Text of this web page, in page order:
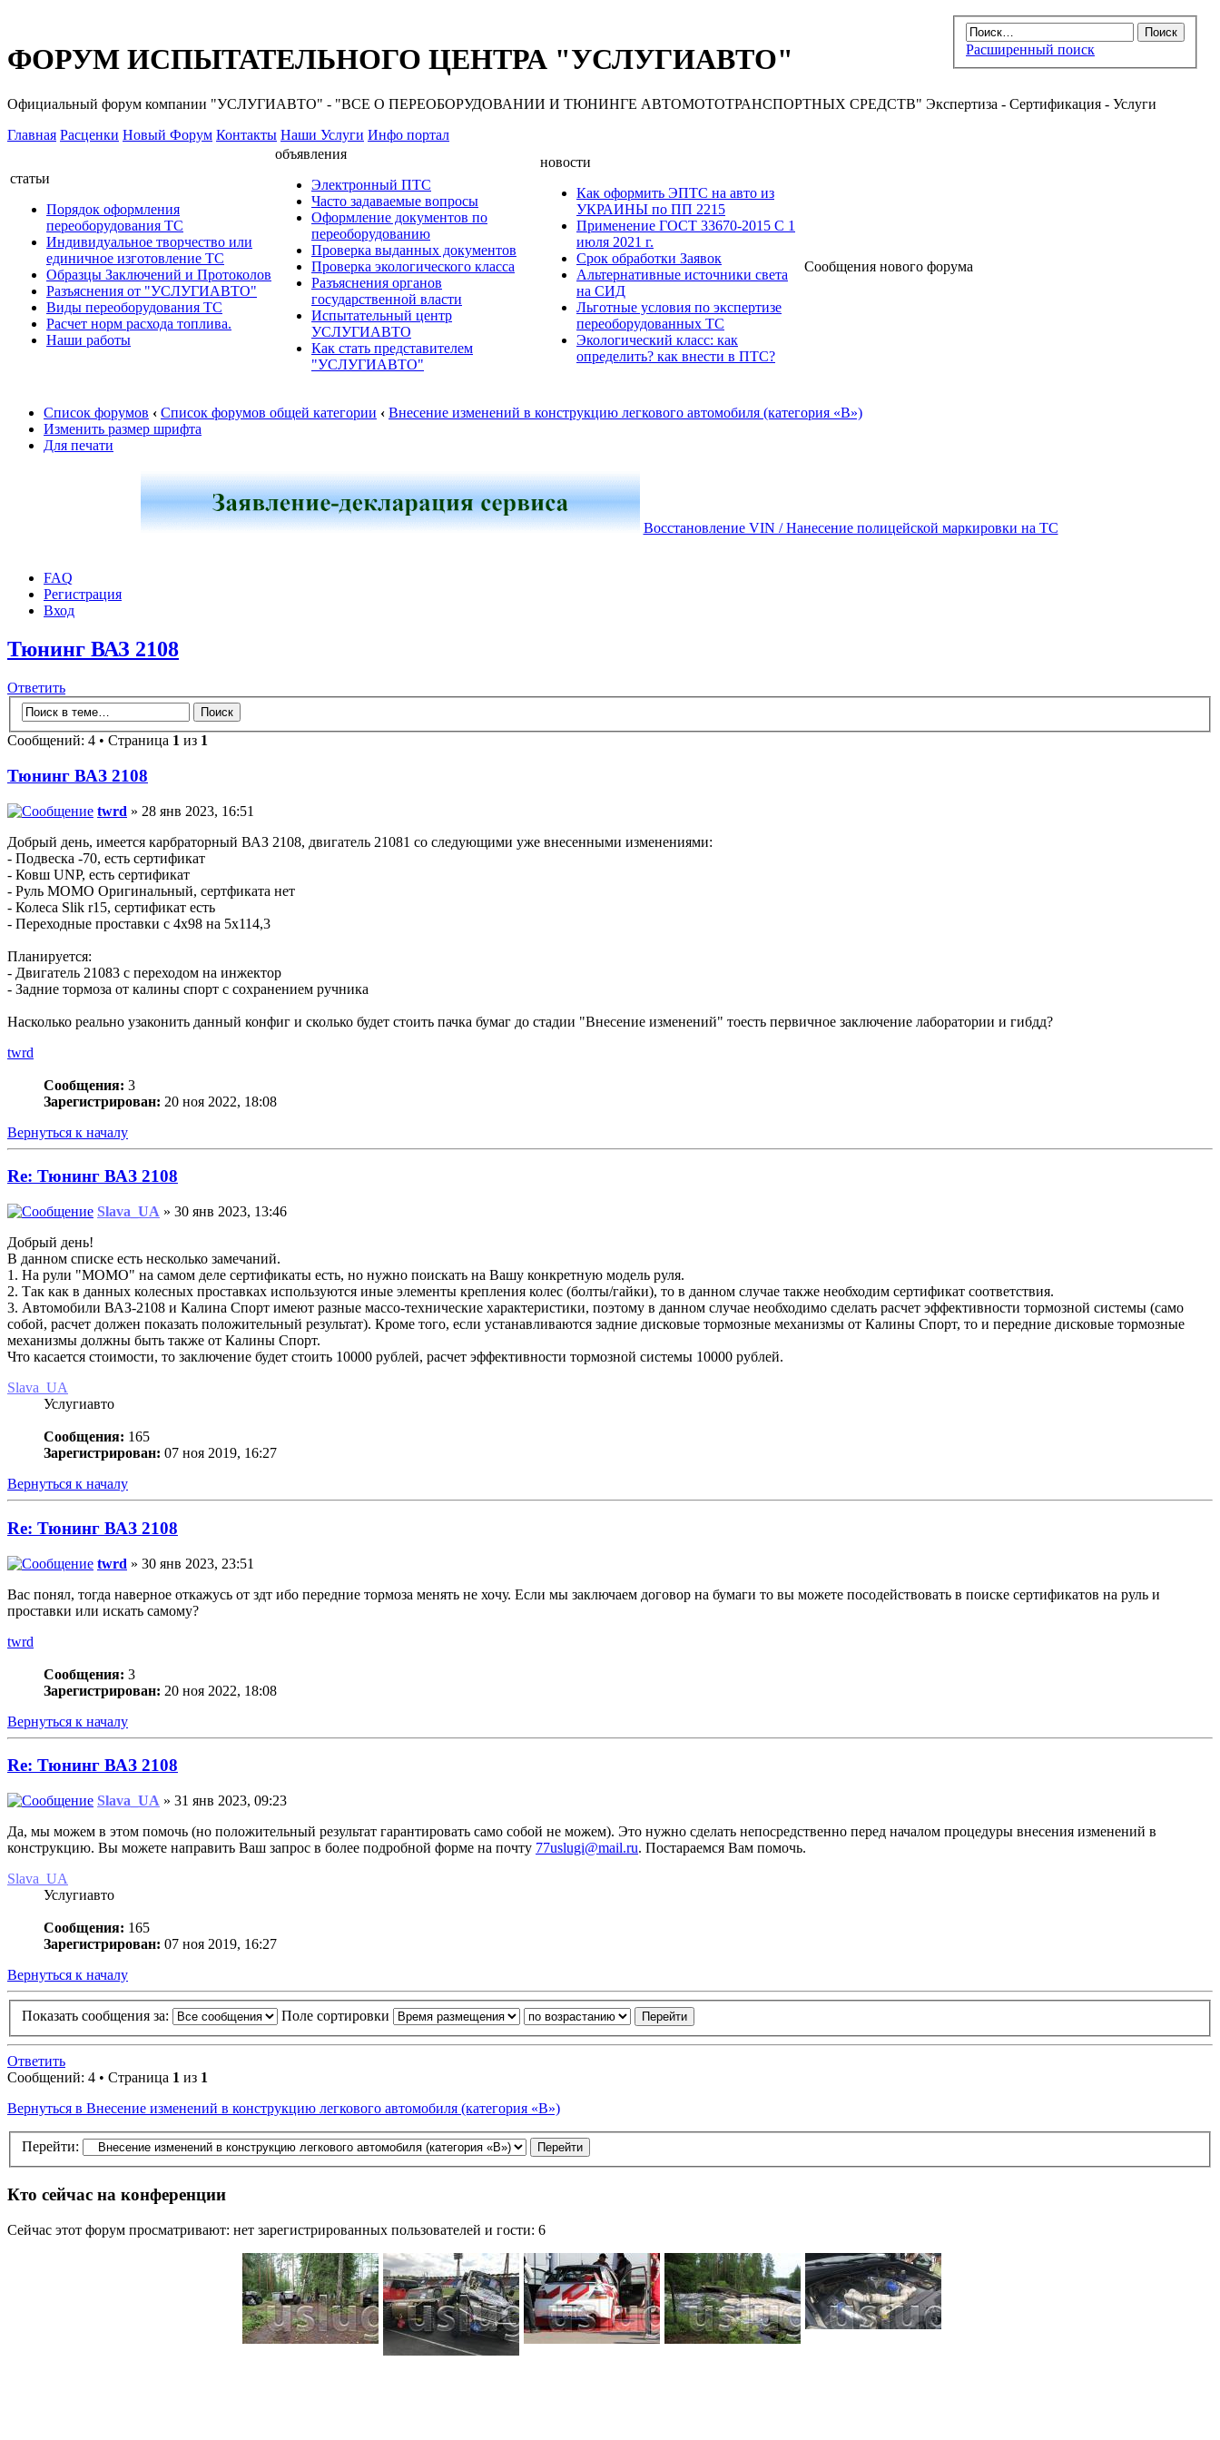
Расширенный поиск
ФОРУМ ИСПЫТАТЕЛЬНОГО ЦЕНТРА "УСЛУГИАВТО"
Официальный форум компании "УСЛУГИАВТО" - "ВСЕ О ПЕРЕОБОРУДОВАНИИ И ТЮНИНГЕ АВТОМОТОТРАНСПОРТНЫХ СРЕДСТВ" Экспертиза - Сертификация - Услуги
Главная Расценки Новый Форум Контакты Наши Услуги Инфо портал
статьи
Порядок оформления
переоборудования ТС
Индивидуальное творчество или
единичное изготовление ТС
Образцы Заключений и Протоколов
Разъяснения от "УСЛУГИАВТО"
Виды переоборудования ТС
Расчет норм расхода топлива.
Наши работы
объявления
Электронный ПТС
Часто задаваемые вопросы
Оформление документов по
переоборудованию
Проверка выданных документов
Проверка экологического класса
Разъяснения органов
государственной власти
Испытательный центр
УСЛУГИАВТО
Как стать представителем
"УСЛУГИАВТО"
новости
Как оформить ЭПТС на авто из
УКРАИНЫ по ПП 2215
Применение ГОСТ 33670-2015 С 1
июля 2021 г.
Срок обработки Заявок
Альтернативные источники света
на СИД
Льготные условия по экспертизе
переоборудованных ТС
Экологический класс: как
определить? как внести в ПТС?
Сообщения нового форума
Список форумов ‹ Список форумов общей категории ‹ Внесение изменений в конструкцию легкового автомобиля (категория «В»)
Изменить размер шрифта
Для печати
Восстановление VIN / Нанесение полицейской маркировки на ТС
FAQ
Регистрация
Вход
Тюнинг ВАЗ 2108
Ответить
Сообщений: 4 • Страница 1 из 1
Тюнинг ВАЗ 2108
twrd » 28 янв 2023, 16:51
Добрый день, имеется карбраторный ВАЗ 2108, двигатель 21081 со следующими уже внесенными изменениями:
- Подвеска -70, есть сертификат
- Ковш UNP, есть сертификат
- Руль MOMO Оригинальный, сертфиката нет
- Колеса Slik r15, сертификат есть
- Переходные проставки с 4х98 на 5х114,3
Планируется:
- Двигатель 21083 с переходом на инжектор
- Задние тормоза от калины спорт с сохранением ручника
Насколько реально узаконить данный конфиг и сколько будет стоить пачка бумаг до стадии "Внесение изменений" тоесть первичное заключение лаборатории и гибдд?
twrd
Сообщения: 3
Зарегистрирован: 20 ноя 2022, 18:08
Вернуться к началу
Re: Тюнинг ВАЗ 2108
Slava_UA » 30 янв 2023, 13:46
Добрый день!
В данном списке есть несколько замечаний.
1. На рули "МОМО" на самом деле сертификаты есть, но нужно поискать на Вашу конкретную модель руля.
2. Так как в данных колесных проставках используются иные элементы крепления колес (болты/гайки), то в данном случае также необходим сертификат соответствия.
3. Автомобили ВАЗ-2108 и Калина Спорт имеют разные массо-технические характеристики, поэтому в данном случае необходимо сделать расчет эффективности тормозной системы (само
собой, расчет должен показать положительный результат). Кроме того, если устанавливаются задние дисковые тормозные механизмы от Калины Спорт, то и передние дисковые тормозные
механизмы должны быть также от Калины Спорт.
Что касается стоимости, то заключение будет стоить 10000 рублей, расчет эффективности тормозной системы 10000 рублей.
Slava_UA
Услугиавто
Сообщения: 165
Зарегистрирован: 07 ноя 2019, 16:27
Вернуться к началу
Re: Тюнинг ВАЗ 2108
twrd » 30 янв 2023, 23:51
Вас понял, тогда наверное откажусь от здт ибо передние тормоза менять не хочу. Если мы заключаем договор на бумаги то вы можете посодействовать в поиске сертификатов на руль и
проставки или искать самому?
twrd
Сообщения: 3
Зарегистрирован: 20 ноя 2022, 18:08
Вернуться к началу
Re: Тюнинг ВАЗ 2108
Slava_UA » 31 янв 2023, 09:23
Да, мы можем в этом помочь (но положительный результат гарантировать само собой не можем). Это нужно сделать непосредственно перед началом процедуры внесения изменений в
конструкцию. Вы можете направить Ваш запрос в более подробной форме на почту 77uslugi@mail.ru. Постараемся Вам помочь.
Slava_UA
Услугиавто
Сообщения: 165
Зарегистрирован: 07 ноя 2019, 16:27
Вернуться к началу
Показать сообщения за: Поле сортировки
Ответить
Сообщений: 4 • Страница 1 из 1
Вернуться в Внесение изменений в конструкцию легкового автомобиля (категория «В»)
Перейти:
Кто сейчас на конференции
Сейчас этот форум просматривают: нет зарегистрированных пользователей и гости: 6